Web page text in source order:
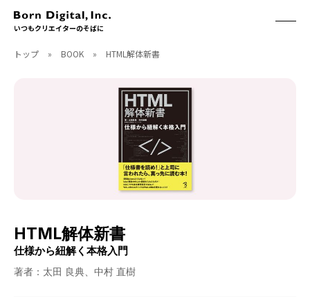
いつもクリエイターのそばに
ABOUT
CGWORLD.jp
BOOK
刊行順
ゲーム/CG
トップ » BOOK » HTML解体新書
HTML解体新書
仕様から紐解く本格入門
著者：太田 良典、中村 直樹